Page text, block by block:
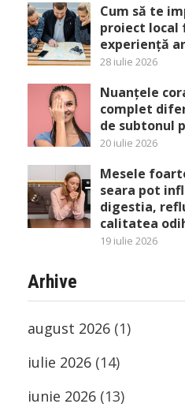
Cum să te
proiect local
experiență
28 iulie 2026
Nuanțele
complet
de subtonul
20 iulie 2026
Mesele
seara pot
digestia,
calitatea
19 iulie 2026
Arhive
august 2026 (1)
iulie 2026 (14)
iunie 2026 (13)